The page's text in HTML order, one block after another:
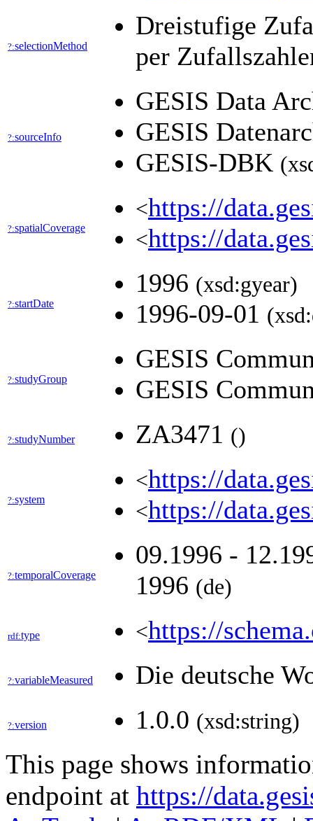
?:selectionMethod
Dreistufige
per
?:sourceInfo
GESIS Data
GESIS
GESIS-DBK
?:spatialCoverage
<https://
<https://
?:startDate
1996 (xsd:gyear)
1996-09-01
?:studyGroup
GESIS
GESIS
?:studyNumber ZA3471 ()
?:system
<https://
<https://
?:temporalCoverage
09.1996 -
1996 (de)
rdf:type <https://
?:variableMeasured Die deutsche
?:version 1.0.0 (xsd:string)
This page shows
endpoint at https://